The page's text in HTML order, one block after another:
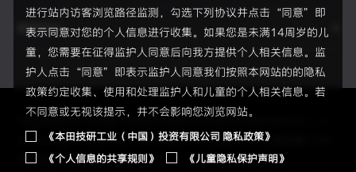
进行站内访客浏览路径监测，勾选下列协议并点击“同意”即
表示同意对您的个人信息进行收集。如果您是未满14周岁的儿
童，您需要在征得监护人同意后向我方提供个人相关信息。监
护人点击“同意”即表示监护人同意我们按照本网站的的隐私
政策约定收集、使用和处理监护人和儿童的个人相关信息。若
不同意或无视该提示，并不会影响您浏览网站。
《本田技研工业（中国）投资有限公司 隐私政策》
《个人信息的共享规则》
《儿童隐私保护声明》
新闻资讯
Copyright © 2026 Honda Motor(China) Investment Co., Lt
d. All Right Reserved.京ICP备05023886号 京公网安备1101
0502034595号